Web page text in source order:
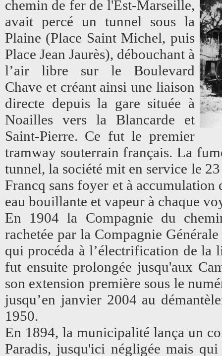
chemin de fer de l'Est-Marseille,
avait percé un tunnel sous la
Plaine (Place Saint Michel, puis
Place Jean Jaurès), débouchant à
l’air libre sur le Boulevard
Chave et créant ainsi une liaison
directe depuis la gare située à
Noailles vers la Blancarde et
Saint-Pierre. Ce fut le premier
tramway souterrain français. La
tunnel, la société mit en service le
Francq sans foyer et à accumulation
eau bouillante et vapeur à chaque
En 1904 la Compagnie du
rachetée par la Compagnie
qui procéda à l’électrification de la
fut ensuite prolongée jusqu'aux
son extension première sous le
jusqu’en janvier 2004 au
1950.
En 1894, la municipalité lança un
Paradis, jusqu'ici négligée mais